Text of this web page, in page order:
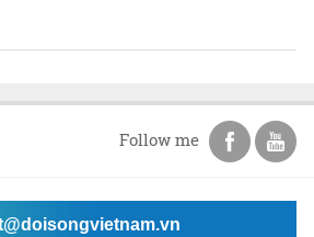
Follow me